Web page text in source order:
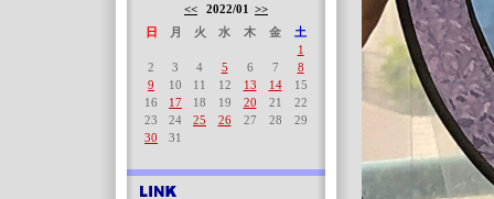
<< 2022/01 >>
日
月 火 水 木 金
土
1
2
3 4 5 6 7
8
9
10 11 12 13 14
15
16
17 18 19 20 21
22
23
24 25 26 27 28
29
30
31